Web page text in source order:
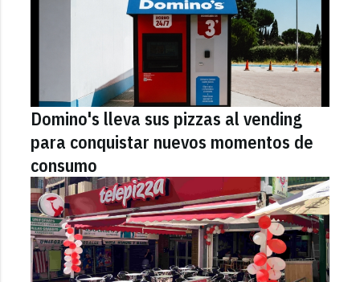
Domino's lleva sus pizzas al vending
para conquistar nuevos momentos de
consumo